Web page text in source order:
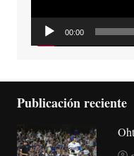
00:00
Publicación reciente